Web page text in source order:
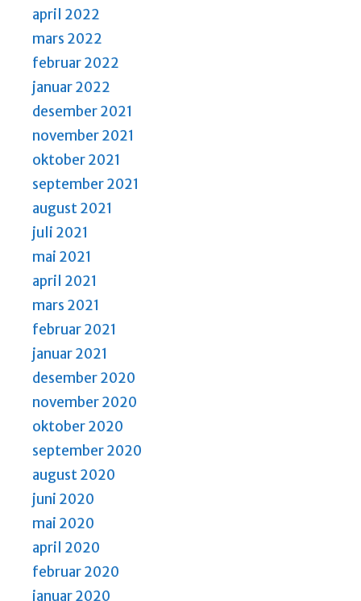
april 2022
mars 2022
februar 2022
januar 2022
desember 2021
november 2021
oktober 2021
september 2021
august 2021
juli 2021
mai 2021
april 2021
mars 2021
februar 2021
januar 2021
desember 2020
november 2020
oktober 2020
september 2020
august 2020
juni 2020
mai 2020
april 2020
februar 2020
januar 2020